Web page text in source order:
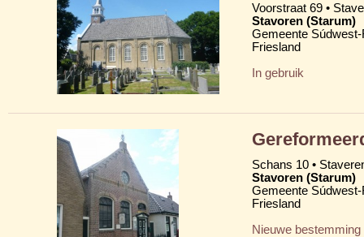
Voorstraat 69 •
Stavoren (Starum)
Gemeente
Friesland
In gebruik
Schans 10 •
Stavoren (Starum)
Gemeente
Friesland
Nieuwe bestemming